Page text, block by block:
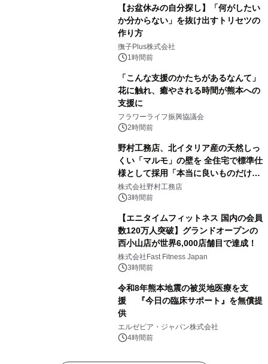
【お盆休みの自分探し】「何がしたい
か分からない」を抜け出すトリセツの
作り方
撫子Plus株式会社
1時間前
「こんな支援のかたちがあるなんて」
花に触れ、癒やされる時間が熊本への
支援に
フラワーライフ振興協議会
2時間前
野村工務店、北イタリア産の天然しっ
くい「マルモ」の壁を 全住宅で標準仕
様として採用「本当に良いものだけに
こだわる」
株式会社野村工務店
3時間前
【エニタイムフィットネス 国内の会員
数120万人突破】グランドオープンの
西小山店が世界6,000店舗目で達成！
株式会社Fast Fitness Japan
3時間前
令和8年熊本地震の被災地医療を支
援 『今日の臨床サポート』を無償提
供
エルゼビア・ジャパン株式会社
4時間前